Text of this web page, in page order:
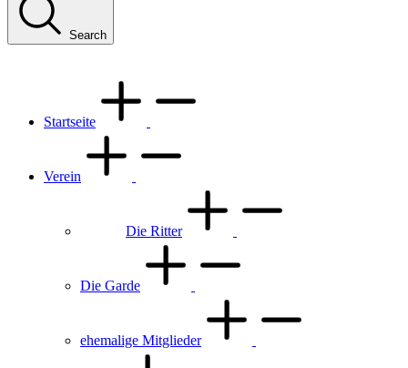
Search
Startseite
Verein
Die Ritter
Die Garde
ehemalige Mitglieder